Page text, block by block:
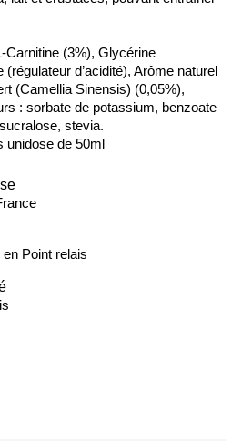
Carnitine (3%), Glycérine
d’acidité), Arôme naturel
(Camellia Sinensis) (0,05%),
: sorbate de potassium, benzoate
stevia.
unidose de 50ml
Point relais